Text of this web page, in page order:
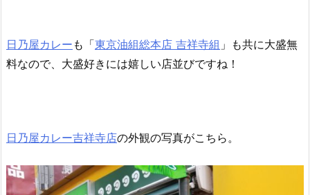
日乃屋カレー も「東京油組総本店 吉祥寺組 」も共に大盛無
料なので、大盛好きには嬉しい店並びですね！
日乃屋カレー吉祥寺店の外観の写真がこちら。